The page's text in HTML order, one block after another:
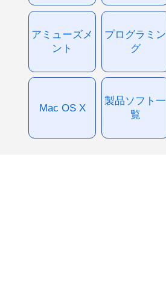
アミューズメ
ント
プログラミン
グ
Mac OS X
製品ソフト一
覧